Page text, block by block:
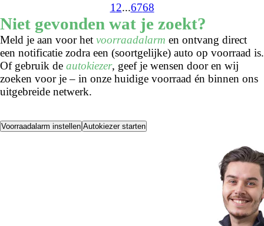
1 2...6768
Niet gevonden wat je zoekt?
Meld je aan voor het voorraadalarm en ontvang direct
een notificatie zodra een (soortgelijke) auto op voorraad is.
Of gebruik de autokiezer, geef je wensen door en wij
zoeken voor je – in onze huidige voorraad én binnen ons
uitgebreide netwerk.
Voorraadalarm instellen Autokiezer starten